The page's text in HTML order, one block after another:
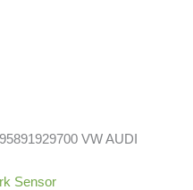
VW AUDI
Sensor